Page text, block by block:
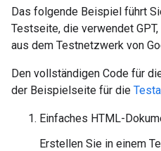
Das folgende Beispiel führt
Testseite, die verwendet
aus dem Testnetzwerk von
Den vollständigen Code für
der Beispielseite für die
Einfaches HTML-
Erstellen Sie in einem